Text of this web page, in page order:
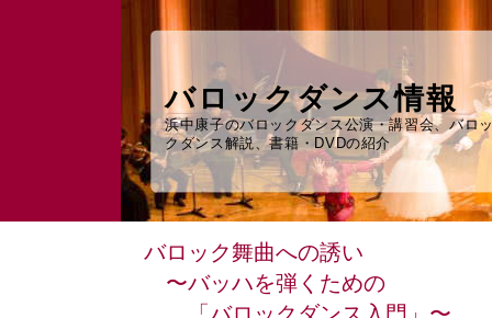
バロックダンス情報
浜中康子のバロックダンス公演・講習会、バロ
クダンス解説、書籍・DVDの紹介
バロック舞曲への誘い
〜バッハを弾くための